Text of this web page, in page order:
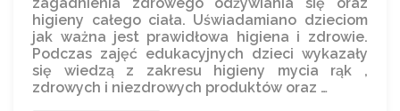
higieny całego ciała. Uświadamiano dzieciom
jak ważna jest prawidłowa higiena i zdrowie.
Podczas zajęć edukacyjnych dzieci wykazały
się wiedzą z zakresu higieny mycia rąk ,
zdrowych i niezdrowych produktów oraz …